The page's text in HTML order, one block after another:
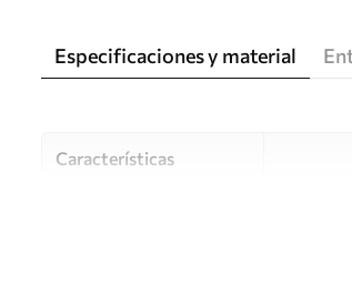
Especificaciones y material
Características